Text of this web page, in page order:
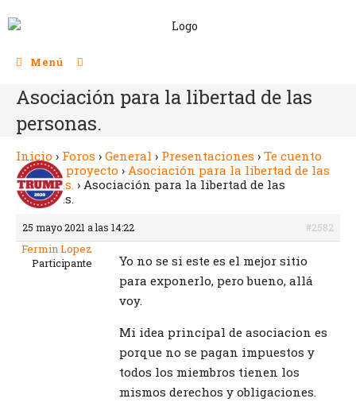
Menú
Asociación para la libertad de las
personas.
Inicio › Foros › General › Presentaciones › Te cuento
nuestro proyecto › Asociación para la libertad de las
personas. › Asociación para la libertad de las
personas.
25 mayo 2021 a las 14:22 #2582
Fermin Lopez
Participante
Yo no se si este es el mejor sitio
para exponerlo, pero bueno, allá
voy.
Mi idea principal de asociacion es
porque no se pagan impuestos y
todos los miembros tienen los
mismos derechos y obligaciones.